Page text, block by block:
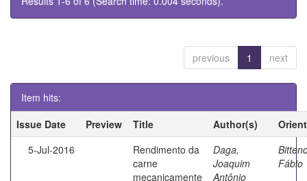
previous 1 next
Item hits:
Issue Date
Preview Title Author(s)
5-Jul-2016
Rendimento da
carne
mecanicamente
Daga,
Joaquim
Antônio
Fábio